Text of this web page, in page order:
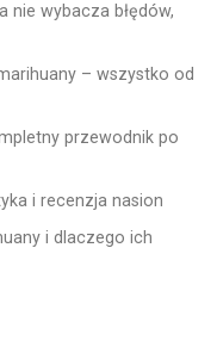
nie wybacza błędów,
– wszystko od
przewodnik po
i recenzja nasion
i dlaczego ich